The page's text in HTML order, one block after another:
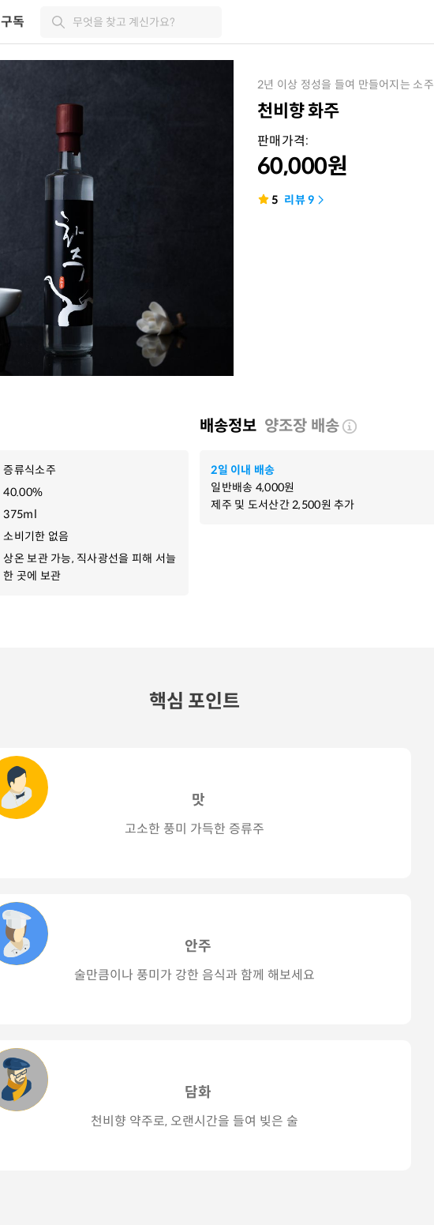
구독 무엇을 찾고 계신가요?
2년 이상 정성을 들여 만들어지는 소주
천비향 화주
판매가격:
60,000원
5 리뷰9
증류식소주
40.00%
375ml
소비기한 없음
상온 보관 가능, 직사광선을 피해 서늘
한 곳에 보관
배송정보 양조장 배송
2일 이내 배송
일반배송 4,000원
제주 및 도서산간2,500원 추가
핵심 포인트
맛
고소한 풍미 가득한 증류주
안주
술만큼이나 풍미가 강한 음식과 함께 해보세요
담화
천비향 약주로, 오랜시간을 들여 빚은 술